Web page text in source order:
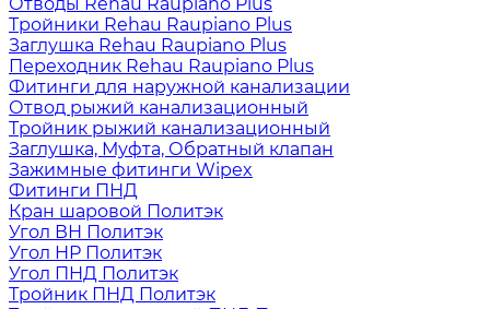
Тройники Rehau Raupiano Plus
Заглушка Rehau Raupiano Plus
Переходник Rehau Raupiano Plus
Фитинги для наружной канализации
Отвод рыжий канализационный
Тройник рыжий канализационный
Заглушка, Муфта, Обратный клапан
Зажимные фитинги Wipex
Фитинги ПНД
Кран шаровой Политэк
Угол ВН Политэк
Угол НР Политэк
Угол ПНД Политэк
Тройник ПНД Политэк